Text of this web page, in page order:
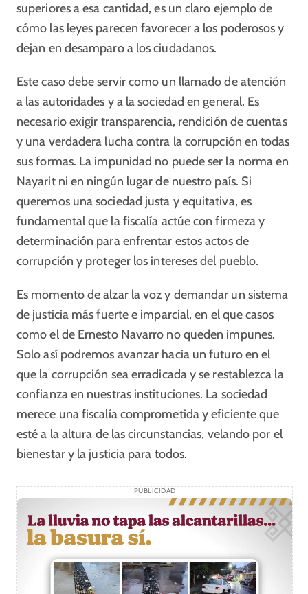
superiores a esa cantidad, es un claro ejemplo de
cómo las leyes parecen favorecer a los poderosos y
dejan en desamparo a los ciudadanos.
Este caso debe servir como un llamado de atención
a las autoridades y a la sociedad en general. Es
necesario exigir transparencia, rendición de cuentas
y una verdadera lucha contra la corrupción en todas
sus formas. La impunidad no puede ser la norma en
Nayarit ni en ningún lugar de nuestro país. Si
queremos una sociedad justa y equitativa, es
fundamental que la fiscalía actúe con firmeza y
determinación para enfrentar estos actos de
corrupción y proteger los intereses del pueblo.
Es momento de alzar la voz y demandar un sistema
de justicia más fuerte e imparcial, en el que casos
como el de Ernesto Navarro no queden impunes.
Solo así podremos avanzar hacia un futuro en el
que la corrupción sea erradicada y se restablezca la
confianza en nuestras instituciones. La sociedad
merece una fiscalía comprometida y eficiente que
esté a la altura de las circunstancias, velando por el
bienestar y la justicia para todos.
PUBLICIDAD